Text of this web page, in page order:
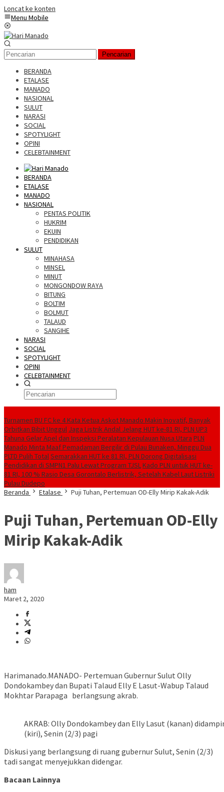
Loncat ke konten
Menu Mobile
Pencarian
BERANDA
ETALASE
MANADO
NASIONAL
SULUT
NARASI
SOCIAL
SPOTYLIGHT
OPINI
CELEBTAINMENT
BERANDA
ETALASE
MANADO
NASIONAL
PENTAS POLITIK
HUKRIM
EKUIN
PENDIDIKAN
SULUT
MINAHASA
MINSEL
MINUT
MONGONDOW RAYA
BITUNG
BOLTIM
BOLMUT
TALAUD
SANGIHE
NARASI
SOCIAL
SPOTYLIGHT
OPINI
CELEBTAINMENT
Turnamen BU FC ke 4 Kata Ketua Askot Manado Makin Inovatif, Banyak
Orbitkan Bibit Unggul Jaga Listrik Andal Jelang HUT ke-81 RI, PLN UP3
Tahuna Gelar Apel dan Inspeksi Peralatan Kepulauan Nusa Utara PLN
Manado Minta Maaf Pemadaman Bergilir di Pulau Bunaken, Minggu Dua
PLTD Pulih TotalSemarakkan HUT ke 81 RI, PLN Dorong Digitalisasi
Pendidikan di SMPN1 Palu Lewat Program TJSLKado PLN untuk HUT ke-
81 RI, 100 % Rasio Desa Gorontalo Berlistrik, Setelah Kabel Laut Listriki
Pulau Dudepo
Beranda
Etalase Puji Tuhan, Pertemuan OD-Elly Mirip Kakak-Adik
Puji Tuhan, Pertemuan OD-Elly
Mirip Kakak-Adik
ham
Maret 2, 2020
Harimanado.MANADO- Pertemuan Gubernur Sulut Olly
Dondokambey dan Bupati Talaud Elly E Lasut-Wabup Talaud
Mokhtar Parapaga berlangsung akrab.
AKRAB: Olly Dondokambey dan Elly Lasut (kanan)
(kiri), Senin (2/3) pagi
Diskusi yang berlangsung di ruang gubernur Sulut, Senin (2/3)
tadi sangat menyejukkan didengar.
Bacaan Lainnya